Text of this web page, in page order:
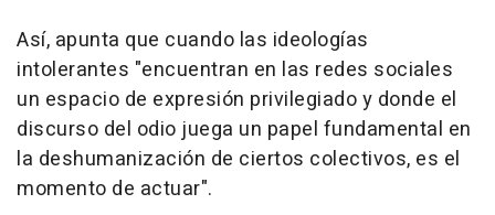
Así, apunta que cuando las ideologías
intolerantes "encuentran en las redes sociales
un espacio de expresión privilegiado y donde el
discurso del odio juega un papel fundamental en
la deshumanización de ciertos colectivos, es el
momento de actuar".